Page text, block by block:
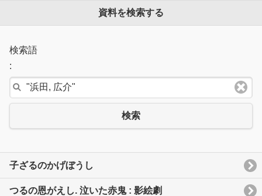
資料を検索する
検索語
:
検索
子ざるのかげぼうし
つるの恩がえし. 泣いた赤鬼 : 影絵劇